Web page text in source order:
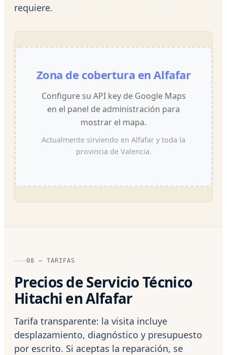
requiere.
Zona de cobertura en Alfafar
Configure su API key de Google Maps
en el panel de administración para
mostrar el mapa.
Actualmente sirviendo en Alfafar y toda la
provincia de Valencia.
08 — TARIFAS
Precios de Servicio Técnico
Hitachi en Alfafar
Tarifa transparente: la visita incluye
desplazamiento, diagnóstico y presupuesto
por escrito. Si aceptas la reparación, se